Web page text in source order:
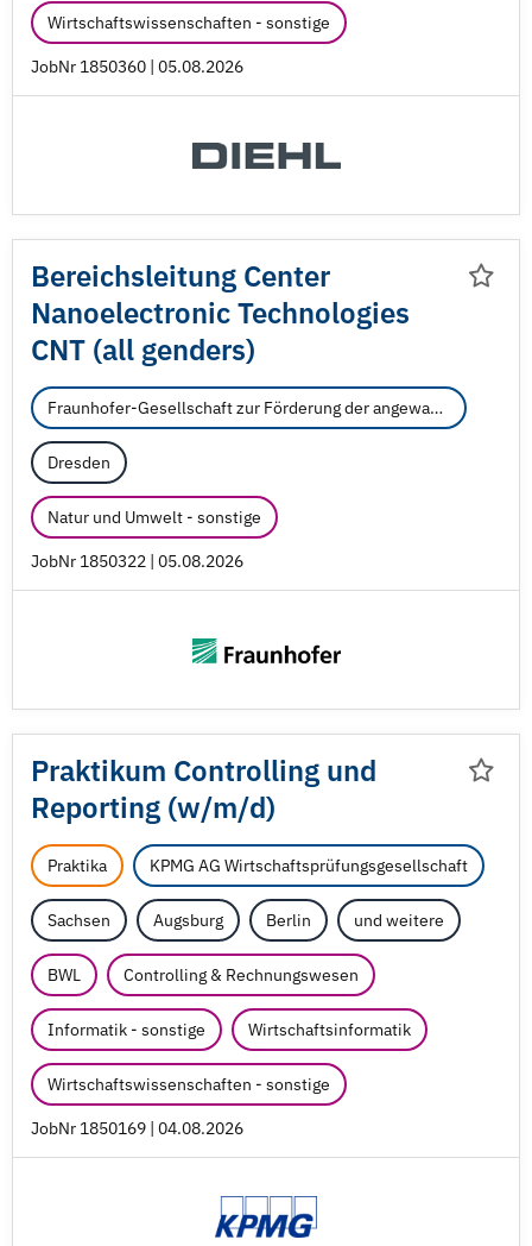
Wirtschaftswissenschaften - sonstige
JobNr 1850360 | 05.08.2026
Bereichsleitung Center
Nanoelectronic Technologies
CNT (all genders)
Fraunhofer-Gesellschaft zur Förderung der angewandten Forschung e.V.
Dresden
Natur und Umwelt - sonstige
JobNr 1850322 | 05.08.2026
Praktikum Controlling und
Reporting (w/m/d)
Praktika KPMG AG Wirtschaftsprüfungsgesellschaft
Sachsen Augsburg Berlin und weitere
BWL Controlling & Rechnungswesen
Informatik - sonstige Wirtschaftsinformatik
Wirtschaftswissenschaften - sonstige
JobNr 1850169 | 04.08.2026